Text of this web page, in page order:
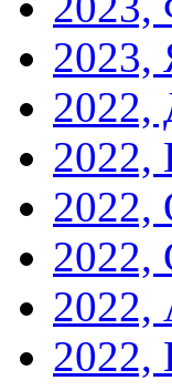
2023,
2022,
2022,
2022,
2022,
2022,
2022,